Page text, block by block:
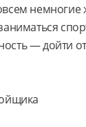
— дойти